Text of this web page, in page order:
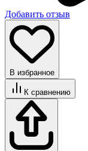
Добавить отзыв
В избранное
К сравнению